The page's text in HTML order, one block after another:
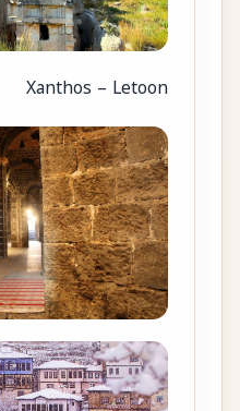
Xanthos – Letoon